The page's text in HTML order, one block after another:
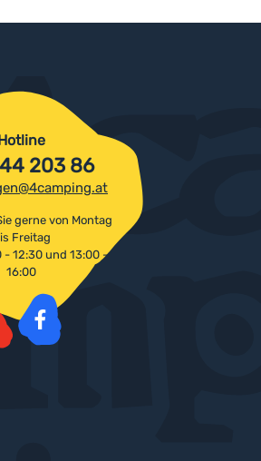
203 86
gerne von Montag
Freitag
- 12:30 und 13:00 -
16:00